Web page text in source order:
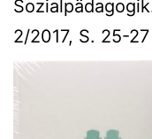
2/2017, S. 25-27